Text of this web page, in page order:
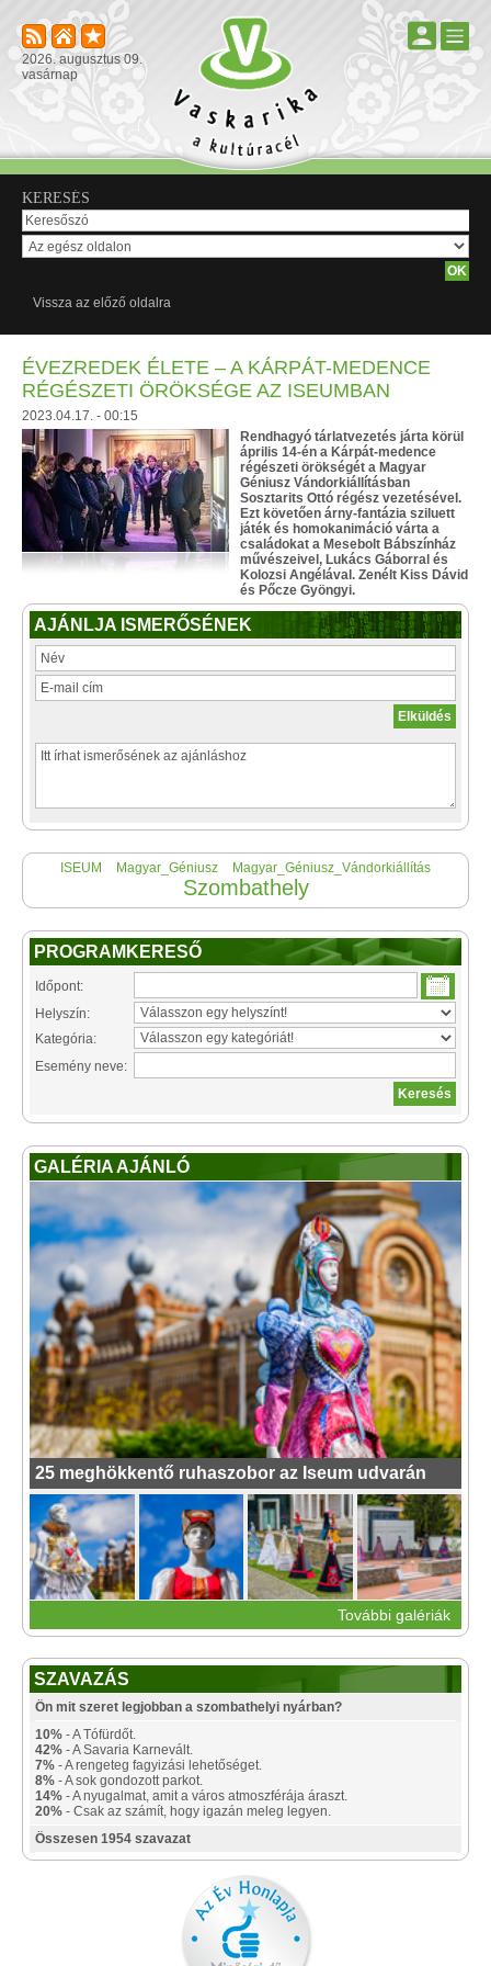
2026. augusztus 09.
vasárnap
KERESÉS
Vissza az előző oldalra
ÉVEZREDEK ÉLETE – A KÁRPÁT-MEDENCE
RÉGÉSZETI ÖRÖKSÉGE AZ ISEUMBAN
2023.04.17. - 00:15
Rendhagyó tárlatvezetés járta körül
április 14-én a Kárpát-medence
régészeti örökségét a Magyar
Géniusz Vándorkiállításban
Sosztarits Ottó régész vezetésével.
Ezt követően árny-fantázia sziluett
játék és homokanimáció várta a
családokat a Mesebolt Bábszínház
művészeivel, Lukács Gáborral és
Kolozsi Angélával. Zenélt Kiss Dávid
és Pőcze Gyöngyi.
AJÁNLJA ISMERŐSÉNEK
ISEUM Magyar_Géniusz Magyar_Géniusz_Vándorkiállítás
Szombathely
PROGRAMKERESŐ
Időpont:
Helyszín:
Kategória:
Esemény neve:
GALÉRIA AJÁNLÓ
25 meghökkentő ruhaszobor az Iseum udvarán
További galériák
SZAVAZÁS
Ön mit szeret legjobban a szombathelyi nyárban?
10% - A Tófürdőt.
42% - A Savaria Karnevált.
7% - A rengeteg fagyizási lehetőséget.
8% - A sok gondozott parkot.
14% - A nyugalmat, amit a város atmoszférája áraszt.
20% - Csak az számít, hogy igazán meleg legyen.
Összesen 1954 szavazat